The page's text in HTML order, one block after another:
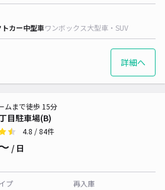
トカー中型車ワンボックス大型車・SUV
詳細へ
目駐車場(B)
ムまで徒歩 15分
4.8 / 84件
/ 日
プ
再入庫